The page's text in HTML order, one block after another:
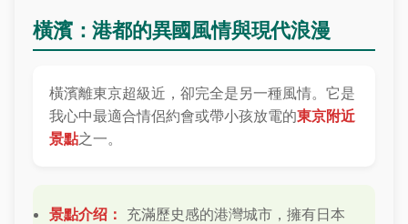
橫濱：港都的異國風情與現代浪漫
橫濱離東京超級近，卻完全是另一種風情。它是
我心中最適合情侶約會或帶小孩放電的東京附近
景點之一。
景點介绍： 充滿歷史感的港灣城市，擁有日本